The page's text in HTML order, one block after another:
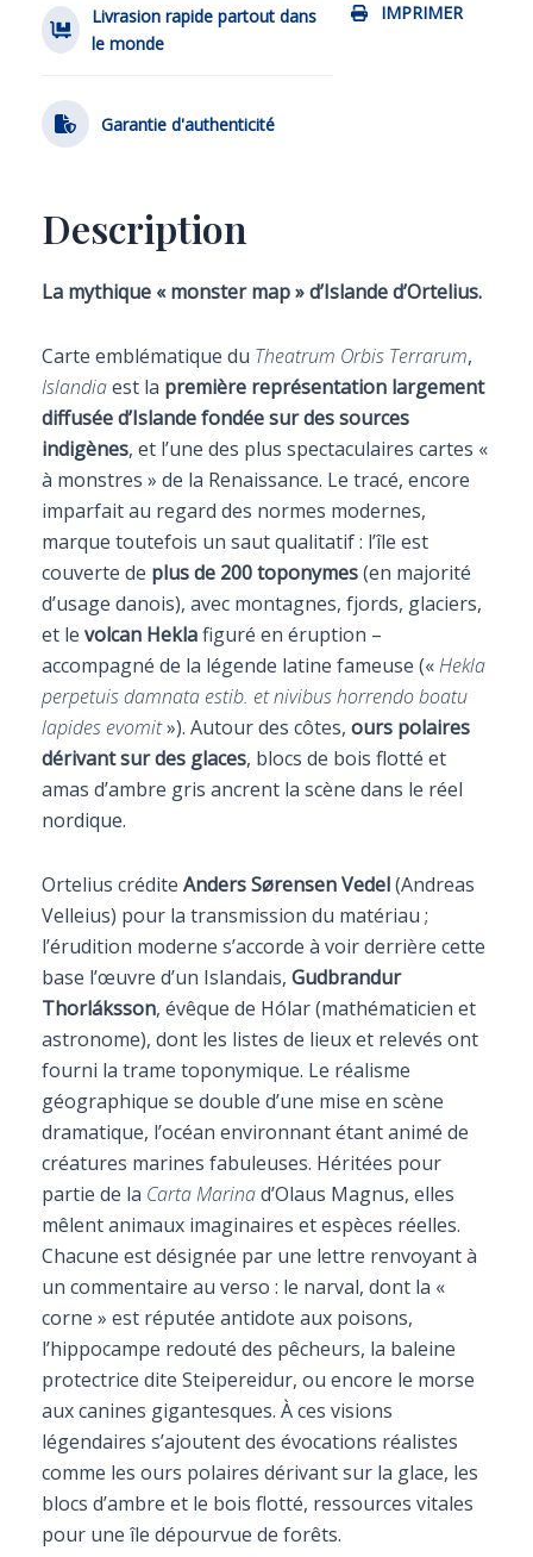
IMPRIMER
Livrasion rapide partout dans
le monde
Garantie d'authenticité
Description
La mythique « monster map » d’Islande d’Ortelius.
Carte emblématique du Theatrum Orbis Terrarum,
Islandiaest la première représentation largement
diffusée d’Islande fondée sur des sources
indigènes, et l’une des plus spectaculaires cartes «
à monstres » de la Renaissance. Le tracé, encore
imparfait au regard des normes modernes,
marque toutefois un saut qualitatif : l’île est
couverte de plus de 200 toponymes(en majorité
d’usage danois), avec montagnes, fjords, glaciers,
et le volcan Heklafiguré en éruption –
accompagné de la légende latine fameuse («Hekla
perpetuis damnata estib. et nivibus horrendo boatu
lapides evomit»). Autour des côtes, ours polaires
dérivant sur des glaces, blocs de bois flotté et
amas d’ambre gris ancrent la scène dans le réel
nordique.
Ortelius crédite Anders Sørensen Vedel(Andreas
Velleius) pour la transmission du matériau ;
l’érudition moderne s’accorde à voir derrière cette
base l’œuvre d’un Islandais, Gudbrandur
Thorláksson, évêque de Hólar (mathématicien et
astronome), dont les listes de lieux et relevés ont
fourni la trame toponymique. Le réalisme
géographique se double d’une mise en scène
dramatique, l’océan environnant étant animé de
créatures marines fabuleuses. Héritées pour
partie de la Carta Marinad’Olaus Magnus, elles
mêlent animaux imaginaires et espèces réelles.
Chacune est désignée par une lettre renvoyant à
un commentaire au verso : le narval, dont la «
corne » est réputée antidote aux poisons,
l’hippocampe redouté des pêcheurs, la baleine
protectrice dite Steipereidur, ou encore le morse
aux canines gigantesques. À ces visions
légendaires s’ajoutent des évocations réalistes
comme les ours polaires dérivant sur la glace, les
blocs d’ambre et le bois flotté, ressources vitales
pour une île dépourvue de forêts.